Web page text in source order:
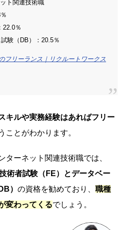
ト関連技術職
22.0％
験（DB）：20.5％
フリーランス｜リクルートワークス
キルや実務経験はあればフリー
ことがわかります。
ターネット関連技術職では、
術者試験（FE）とデータベー
）の資格を勧めており、職種
変わってくるでしょう。